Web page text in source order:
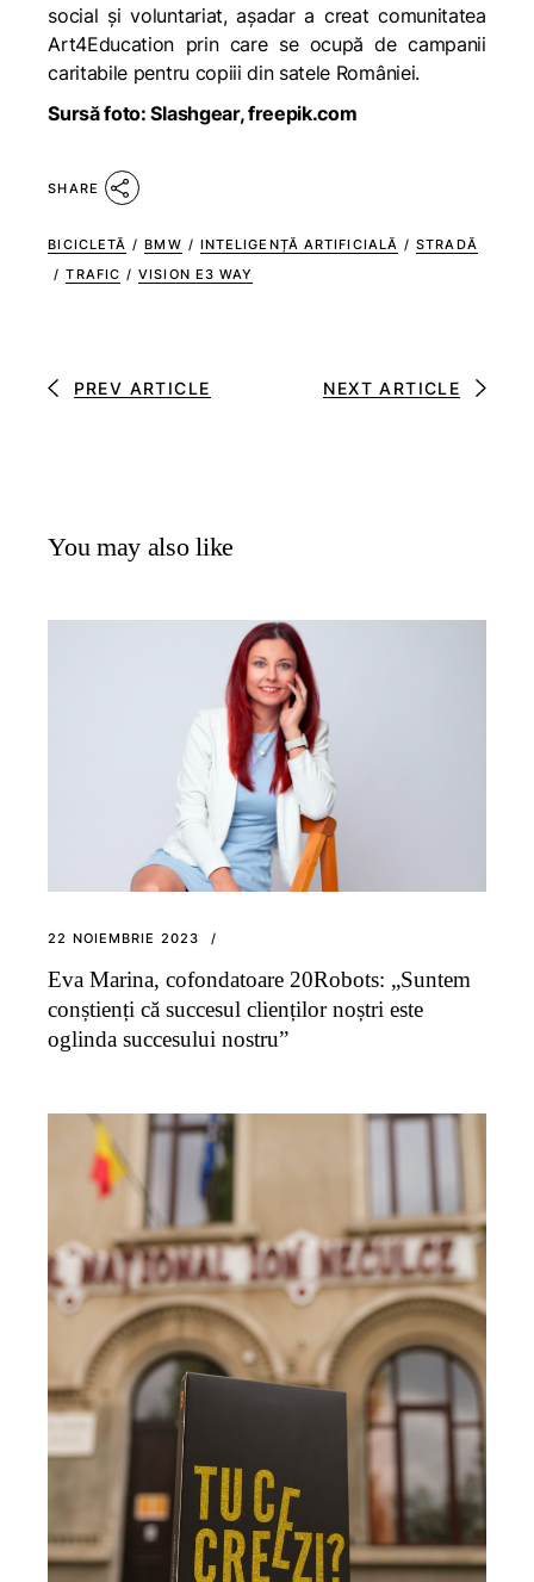
social și voluntariat, așadar a creat comunitatea
Art4Education prin care se ocupă de campanii
caritabile pentru copiii din satele României.
Sursă foto: Slashgear, freepik.com
SHARE
BICICLETĂ / BMW / INTELIGENȚĂ ARTIFICIALĂ / STRADĂ
/ TRAFIC / VISION E3 WAY
PREV ARTICLE NEXT ARTICLE
You may also like
22 NOIEMBRIE 2023
Eva Marina, cofondatoare 20Robots: „Suntem
conștienți că succesul clienților noștri este
oglinda succesului nostru”